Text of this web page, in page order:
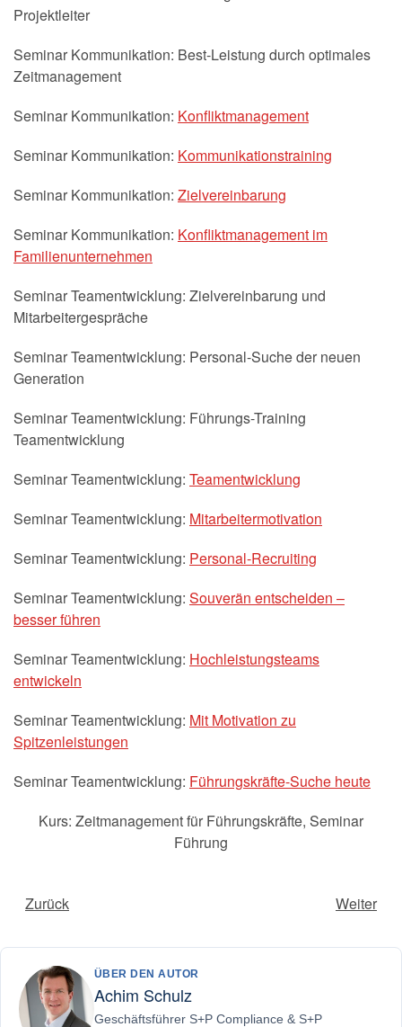
Projektleiter
Seminar Kommunikation: Best-Leistung durch optimales
Zeitmanagement
Seminar Kommunikation: Konfliktmanagement
Seminar Kommunikation: Kommunikationstraining
Seminar Kommunikation: Zielvereinbarung
Seminar Kommunikation: Konfliktmanagement im
Familienunternehmen
Seminar Teamentwicklung: Zielvereinbarung und
Mitarbeitergespräche
Seminar Teamentwicklung: Personal-Suche der neuen
Generation
Seminar Teamentwicklung: Führungs-Training
Teamentwicklung
Seminar Teamentwicklung: Teamentwicklung
Seminar Teamentwicklung: Mitarbeitermotivation
Seminar Teamentwicklung: Personal-Recruiting
Seminar Teamentwicklung: Souverän entscheiden –
besser führen
Seminar Teamentwicklung: Hochleistungsteams
entwickeln
Seminar Teamentwicklung: Mit Motivation zu
Spitzenleistungen
Seminar Teamentwicklung: Führungskräfte-Suche heute
Kurs: Zeitmanagement für Führungskräfte, Seminar
Führung
Zurück Weiter
ÜBER DEN AUTOR
Achim Schulz
Geschäftsführer S+P Compliance & S+P